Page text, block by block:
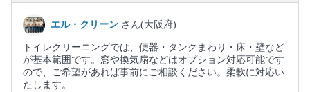
エル・クリーン さん(大阪府)
トイレクリーニングでは、便器・タンクまわり・床・壁など
が基本範囲です。窓や換気扇などはオプション対応可能です
ので、ご希望があれば事前にご相談ください。柔軟に対応い
たします。